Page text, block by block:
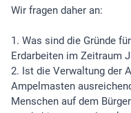
Wir fragen daher an:
1. Was sind die Gründe
Erdarbeiten im Zeitraum
2. Ist die Verwaltung der
Ampelmasten
Menschen auf dem